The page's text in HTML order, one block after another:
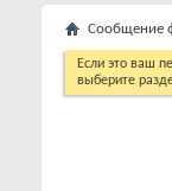
Сообщение
Если это ваш
выберите